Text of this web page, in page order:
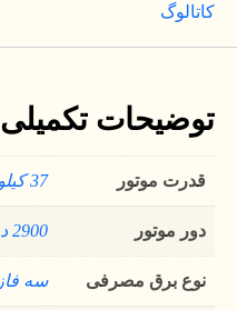
کاتالوگ
توضیحات تکمیلی
قدرت موتور 37 کیلووات
دور موتور 2900 دور
نوع برق مصرفی سه فاز